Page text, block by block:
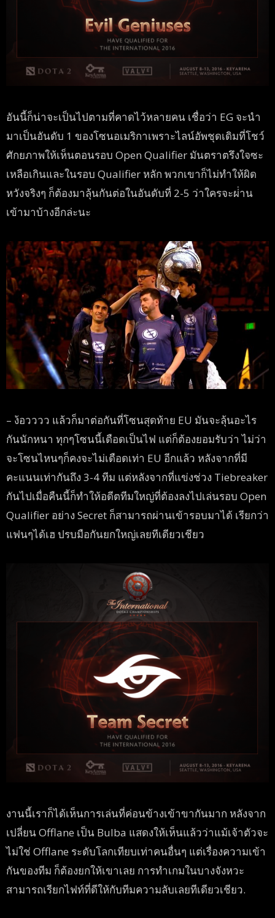
อันนี้ก็น่าจะเป็นไปตามที่คาดไว้หลายคน เชื่อว่า EG จะนำ
มาเป็นอันดับ 1 ของโซนอเมริกาเพราะไลน์อัพชุดเดิมที่โชว์
ศักยภาพให้เห็นตอนรอบ Open Qualifier มันตราตรึงใจซะ
เหลือเกินและในรอบ Qualifier หลัก พวกเขาก็ไม่ทำให้ผิด
หวังจริงๆ ก็ต้องมาลุ้นกันต่อในอันดับที่ 2-5 ว่าใครจะผ่่าน
เข้ามาบ้างอีกล่ะนะ
– ง้อวววว แล้วก็มาต่อกันที่โซนสุดท้าย EU มันจะลุ้นอะไร
กันนักหนา ทุกๆโซนนี้เดือดเป็นไฟ แต่ก็ต้องยอมรับว่า ไม่ว่า
จะโซนไหนๆก็คงจะไม่เดือดเท่า EU อีกแล้ว หลังจากที่มี
คะแนนเท่ากันถึง 3-4 ทีม แต่หลังจากที่แข่งช่วง Tiebreaker
กันไปเมื่อคืนนี้ก็ทำให้อดีตทีมใหญ่ที่ต้องลงไปเล่นรอบ Open
Qualifier อย่าง Secret ก็สามารถผ่านเข้ารอบมาได้ เรียกว่า
แฟนๆได้เฮ ปรบมือกันยกใหญ่เลยทีเดียวเชียว
งานนี้เราก็ได้เห็นการเล่นที่ค่อนข้างเข้าขากันมาก หลังจาก
เปลี่ยน Offlane เป็น Bulba แสดงให้เห็นแล้วว่าแม้เจ้าตัวจะ
ไม่ใช่ Offlane ระดับโลกเทียบเท่าคนอื่นๆ แต่เรื่องความเข้า
กันของทีม ก็ต้องยกให้เขาเลย การทำเกมในบางจังหวะ
สามารถเรียกไฟท์ที่ดีให้กับทีมความลับเลยทีเดียวเชียว.